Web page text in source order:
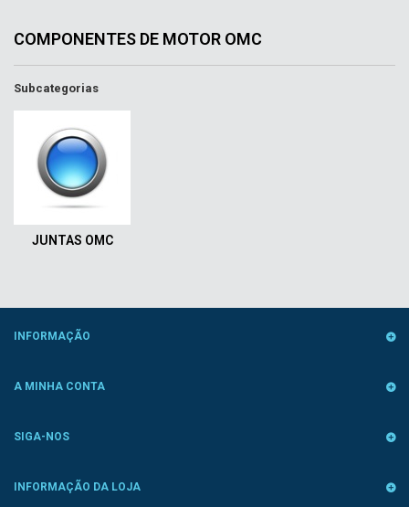
COMPONENTES DE MOTOR OMC
Subcategorias
JUNTAS OMC
INFORMAÇÃO
A MINHA CONTA
SIGA-NOS
INFORMAÇÃO DA LOJA